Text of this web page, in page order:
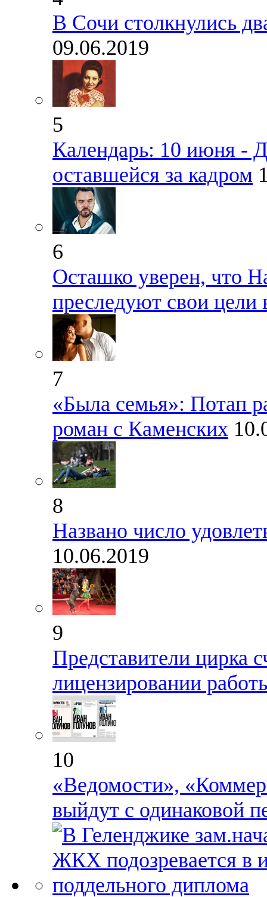
В Сочи столкнулись
09.06.2019
5
Календарь: 10 июня -
оставшейся за кадром
6
Осташко уверен, что
преследуют свои цели
7
«Была семья»: Потап
роман с Каменских
8
Названо число
10.06.2019
9
Представители цирка
лицензировании
10
«Ведомости»,
выйдут с одинаковой